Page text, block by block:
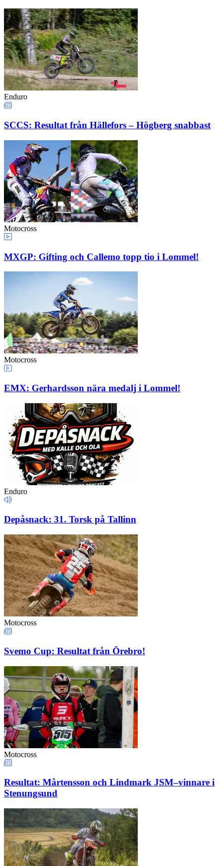
Enduro
SCCS: Resultat från Hällefors – Högberg snabbast
Motocross
MXGP: Gifting och Callemo topp tio i Lommel!
Motocross
EMX: Gerhardsson nära medalj i Lommel!
Enduro
Depåsnack: 31. Torsk på Tallinn
Motocross
Svemo Cup: Resultat från Örebro!
Motocross
Resultat: Mårtensson och Lindmark JSM–vinnare i
Stenungsund